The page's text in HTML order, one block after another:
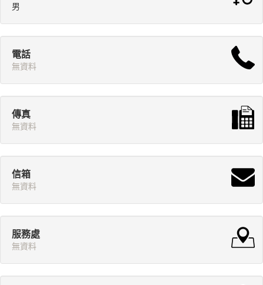
男
電話
無資料
傳真
無資料
信箱
無資料
服務處
無資料